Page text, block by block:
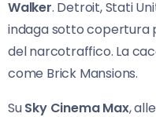
Walker. Detroit, Stati
indaga sotto copertura
del narcotraffico. La
come Brick Mansions.
SuSky Cinema Max,